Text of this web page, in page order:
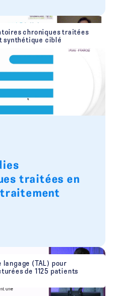
chroniques traitées
synthétique ciblé
traitées en
(TAL) pour
de 1125 patients